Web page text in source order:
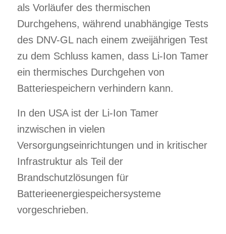
als Vorläufer des thermischen
Durchgehens, während unabhängige Tests
des DNV-GL nach einem zweijährigen Test
zu dem Schluss kamen, dass Li-Ion Tamer
ein thermisches Durchgehen von
Batteriespeichern verhindern kann.
In den USA ist der Li-Ion Tamer
inzwischen in vielen
Versorgungseinrichtungen und in kritischer
Infrastruktur als Teil der
Brandschutzlösungen für
Batterieenergiespeichersysteme
vorgeschrieben.